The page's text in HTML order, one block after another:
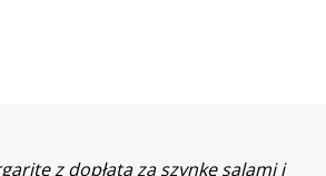
z dopłatą za szynkę salami i